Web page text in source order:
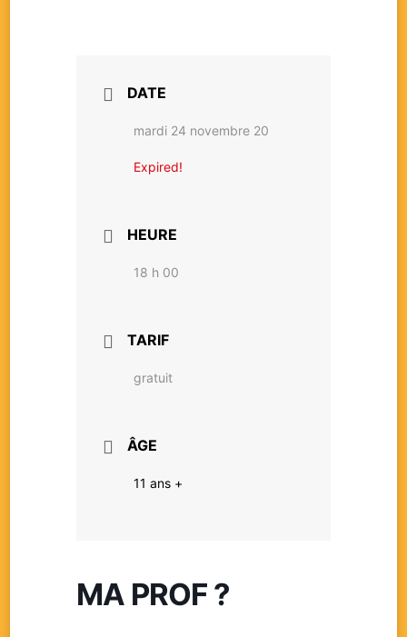
DATE
mardi 24 novembre 20
Expired!
HEURE
18 h 00
TARIF
gratuit
ÂGE
11 ans +
MA PROF ?